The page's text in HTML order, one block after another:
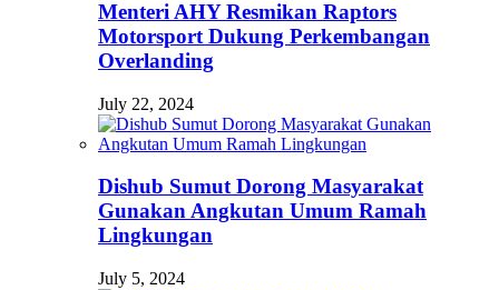
Menteri AHY Resmikan Raptors
Motorsport Dukung Perkembangan
Overlanding
July 22, 2024
Dishub Sumut Dorong Masyarakat
Gunakan Angkutan Umum Ramah
Lingkungan
July 5, 2024